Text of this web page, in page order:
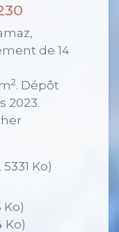
de 14
2. Dépôt
2023.
Ko)
Ko)
Ko)